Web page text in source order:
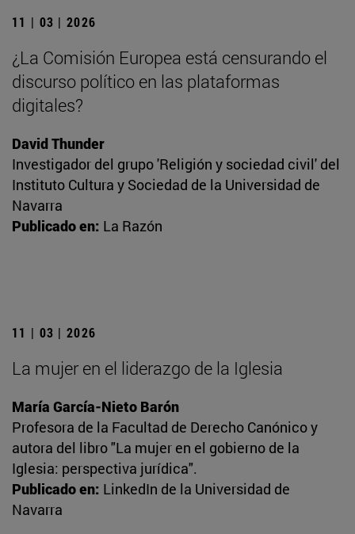
11 | 03 | 2026
¿La Comisión Europea está censurando el
discurso político en las plataformas
digitales?
David Thunder
Investigador del grupo 'Religión y sociedad civil' del
Instituto Cultura y Sociedad de la Universidad de
Navarra
Publicado en: La Razón
11 | 03 | 2026
La mujer en el liderazgo de la Iglesia
María García-Nieto Barón
Profesora de la Facultad de Derecho Canónico y
autora del libro "La mujer en el gobierno de la
Iglesia: perspectiva jurídica".
Publicado en: LinkedIn de la Universidad de
Navarra